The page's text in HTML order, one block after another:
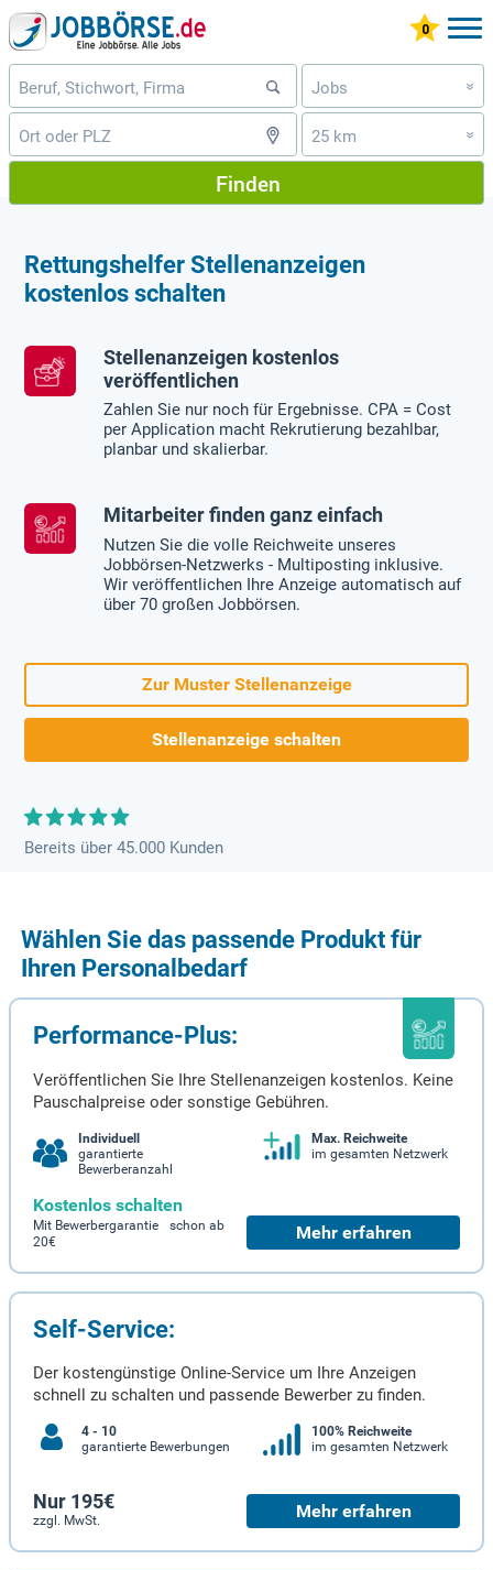
Jobs »
25 km »
Finden
Rettungshelfer Stellenanzeigen
kostenlos schalten
Stellenanzeigen kostenlos
veröffentlichen
Zahlen Sie nur noch für Ergebnisse. CPA = Cost
per Application macht Rekrutierung bezahlbar,
planbar und skalierbar.
Mitarbeiter finden ganz einfach
Nutzen Sie die volle Reichweite unseres
Jobbörsen-Netzwerks - Multiposting inklusive.
Wir veröffentlichen Ihre Anzeige automatisch auf
über 70 großen Jobbörsen.
Zur Muster Stellenanzeige
Stellenanzeige schalten
Bereits über 45.000 Kunden
Wählen Sie das passende Produkt für
Ihren Personalbedarf
Performance-Plus:
Veröffentlichen Sie Ihre Stellenanzeigen kostenlos. Keine
Pauschalpreise oder sonstige Gebühren.
Individuell
garantierte
Bewerberanzahl
Max. Reichweite
im gesamten Netzwerk
Kostenlos schalten
Mit Bewerbergarantie schon ab
20€
Mehr erfahren
Self-Service:
Der kostengünstige Online-Service um Ihre Anzeigen
schnell zu schalten und passende Bewerber zu finden.
4 - 10
garantierte Bewerbungen
100% Reichweite
im gesamten Netzwerk
Nur 195€
zzgl. MwSt. Mehr erfahren